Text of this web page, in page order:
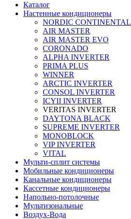
Каталог
Настенные кондиционеры
NORDIC CONTINENTAL
AIR MASTER
AIR MASTER EVO
CORONADO
ALPHA INVERTER
PRIMA PLUS
WINNER
ARCTIC INVERTER
CONSOL INVERTER
ICYII INVERTER
VERITAS INVERTER
DAYTONA BLACK
SUPREME INVERTER
MONOBLOCK
VIP INVERTER
VITAL
Мульти-сплит системы
Мобильные кондиционеры
Канальные кондиционеры
Кассетные кондиционеры
Напольно-потолочные
Мультизональные
Воздух-Вода